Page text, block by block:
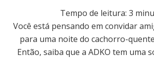
Tempo de leitura: 3
Você está pensando em convidar
para uma noite do cachorro-
Então, saiba que a ADKO tem uma